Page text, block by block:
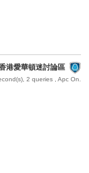
港愛華頓迷討論區
2 queries , Apc On.